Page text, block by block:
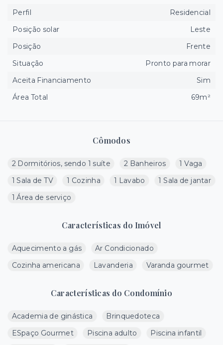
Cômodos
2 Dormitórios, sendo 1 suíte 2 Banheiros
1 Vaga
1 Sala de TV
1 Cozinha 1 Lavabo
1 Sala de jantar
1 Área de serviço
Características do Imóvel
Aquecimento a gás
Ar Condicionado
Cozinha americana
Lavanderia Varanda gourmet
Características do Condomínio
Academia de ginástica
Brinquedoteca
ESpaço Gourmet
Piscina adulto
Piscina infantil
Perfil
Residencial
Posição solar
Leste
Posição
Frente
Situação
Pronto para morar
Aceita Financiamento
Sim
Área Total
69m²